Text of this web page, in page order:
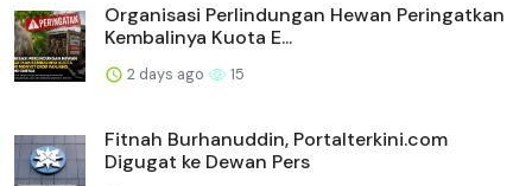
Organisasi Perlindungan Hewan Peringatkan
Kembalinya Kuota E...
2 days ago 15
Fitnah Burhanuddin, Portalterkini.com
Digugat ke Dewan Pers